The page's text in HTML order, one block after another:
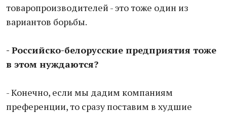
товаропроизводителей - это тоже один из
вариантов борьбы.
- Российско-белорусские предприятия тоже
в этом нуждаются?
- Конечно, если мы дадим компаниям
преференции, то сразу поставим в худшие